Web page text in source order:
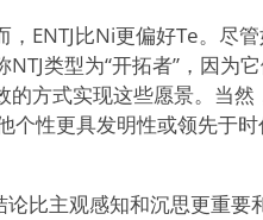
ENTJ比Ni更偏好Te。尽
类型为“开拓者”，因为
方式实现这些愿景。当然
个性更具发明性或领先于
论比主观感知和沉思更重